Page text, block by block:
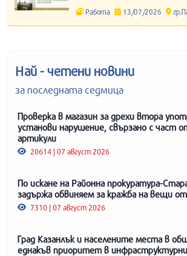
Работа 13/07/2026
Най - четени новини
за последната седмица
Проверка в магазин за дрехи втора
установи нарушение, свързано с част
артикули
20614 | 07 август 2026
По искане на Районна прокуратура-
задържа обвиняем за кражба на вещи
7310 | 07 август 2026
Град Казанлък и населените места в
еднакъв приоритет в